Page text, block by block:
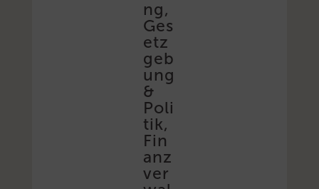
ng,
Ges
etz
geb
ung
&
Poli
tik,
Fin
anz
ver